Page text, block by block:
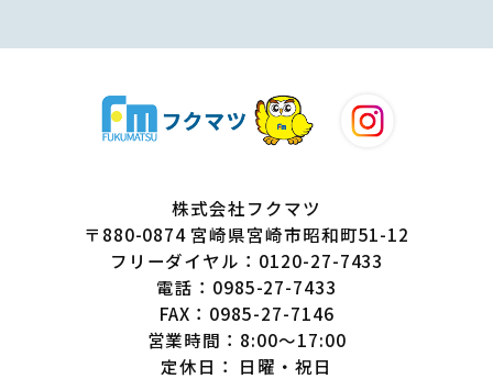
株式会社フクマツ
〒880-0874 宮崎県宮崎市昭和町51-12
フリーダイヤル：0120-27-7433
電話：0985-27-7433
FAX：0985-27-7146
営業時間：8:00～17:00
定休日： 日曜・祝日